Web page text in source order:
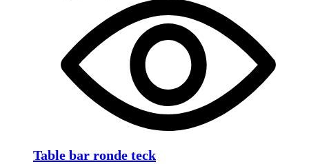
Table bar ronde teck